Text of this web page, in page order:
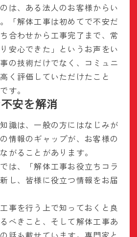
は、ある法人のお客様からい
「解体工事は初めてで不安だ
合わせから工事完了まで、常
安心できた」というお声をい
の技術だけでなく、コミュニ
く評価していただけたこと
す。
安を解消
識は、一般の方にはなじみが
情報のギャップが、お客様の
がることがあります。
は、「解体工事お役立ちコラ
し、皆様に役立つ情報をお届
事を行う上で知っておくと良
べきこと、そして解体工事あ